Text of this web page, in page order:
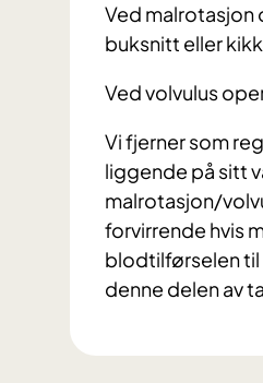
Ved malrotasjon
buksnitt eller
Ved volvulus
Vi fjerner som
liggende på sitt
malrotasjon/
forvirrende hvis
blodtilførselen til
denne delen av